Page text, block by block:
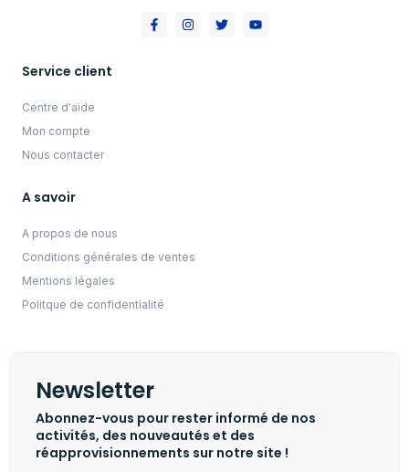
Service client
Centre d'aide
Mon compte
Nous contacter
A savoir
A propos de nous
Conditions générales de ventes
Mentions légales
Politque de confidentialité
Newsletter
Abonnez-vous pour rester informé de nos
activités, des nouveautés et des
réapprovisionnements sur notre site !